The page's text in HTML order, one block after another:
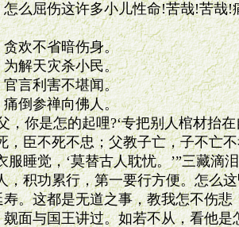
么屈伤这许多小儿性命!苦哉!苦哉!
欢不省暗伤身。
解天灾杀小民。
言利害不堪闻。
倒参禅向佛人。
，你是怎的起哩?‘专把别人棺材抬
，臣不死不忠；父教子亡，子不亡
服睡觉，‘莫替古人耽忧。’”三藏滴
，积功累行，第一要行方便。怎么
。这都是无道之事，教我怎不伤悲
面与国王讲过。如若不从，看他